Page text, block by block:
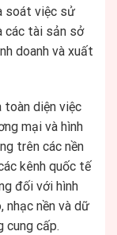
soát việc sử
các tài sản sở
doanh và xuất
toàn diện việc
mại và hình
trên các nền
kênh quốc tế
đối với hình
nhạc nền và dữ
cung cấp.